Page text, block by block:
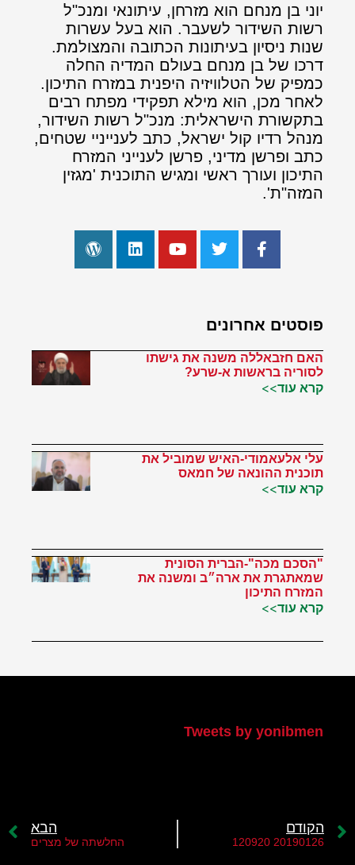
יוני בן מנחם הוא מזרחן, עיתונאי ומנכ"ל
רשות השידור לשעבר. הוא בעל עשרות
שנות ניסיון בעיתונות הכתובה והמצולמת.
דרכו של בן מנחם בעולם המדיה החלה
כמפיק של הטלוויזיה היפנית במזרח התיכון.
לאחר מכן, הוא מילא תפקידי מפתח רבים
בתקשורת הישראלית: מנכ"ל רשות השידור,
מנהל רדיו קול ישראל, כתב לענייניי שטחים,
כתב ופרשן מדיני, פרשן לענייני המזרח
התיכון ועורך ראשי ומגיש התוכנית 'מגזין
המזה"ת'.
פוסטים אחרונים
האם חזבאללה משנה את גישתו
לסוריה בראשות א-שרע?
קרא עוד>>
עלי אלעאמודי-האיש שמוביל את
תוכנית ההונאה של חמאס
קרא עוד>>
"הסכם מכה"-הברית הסונית
שמאתגרת את ארה״ב ומשנה את
המזרח התיכון
קרא עוד>>
Tweets by yonibmen
הקודם
20190126 120920
הבא
החלשתה של מצרים